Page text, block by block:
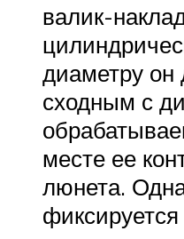
валик-
диаметру
сходным с
месте ее
люнета.